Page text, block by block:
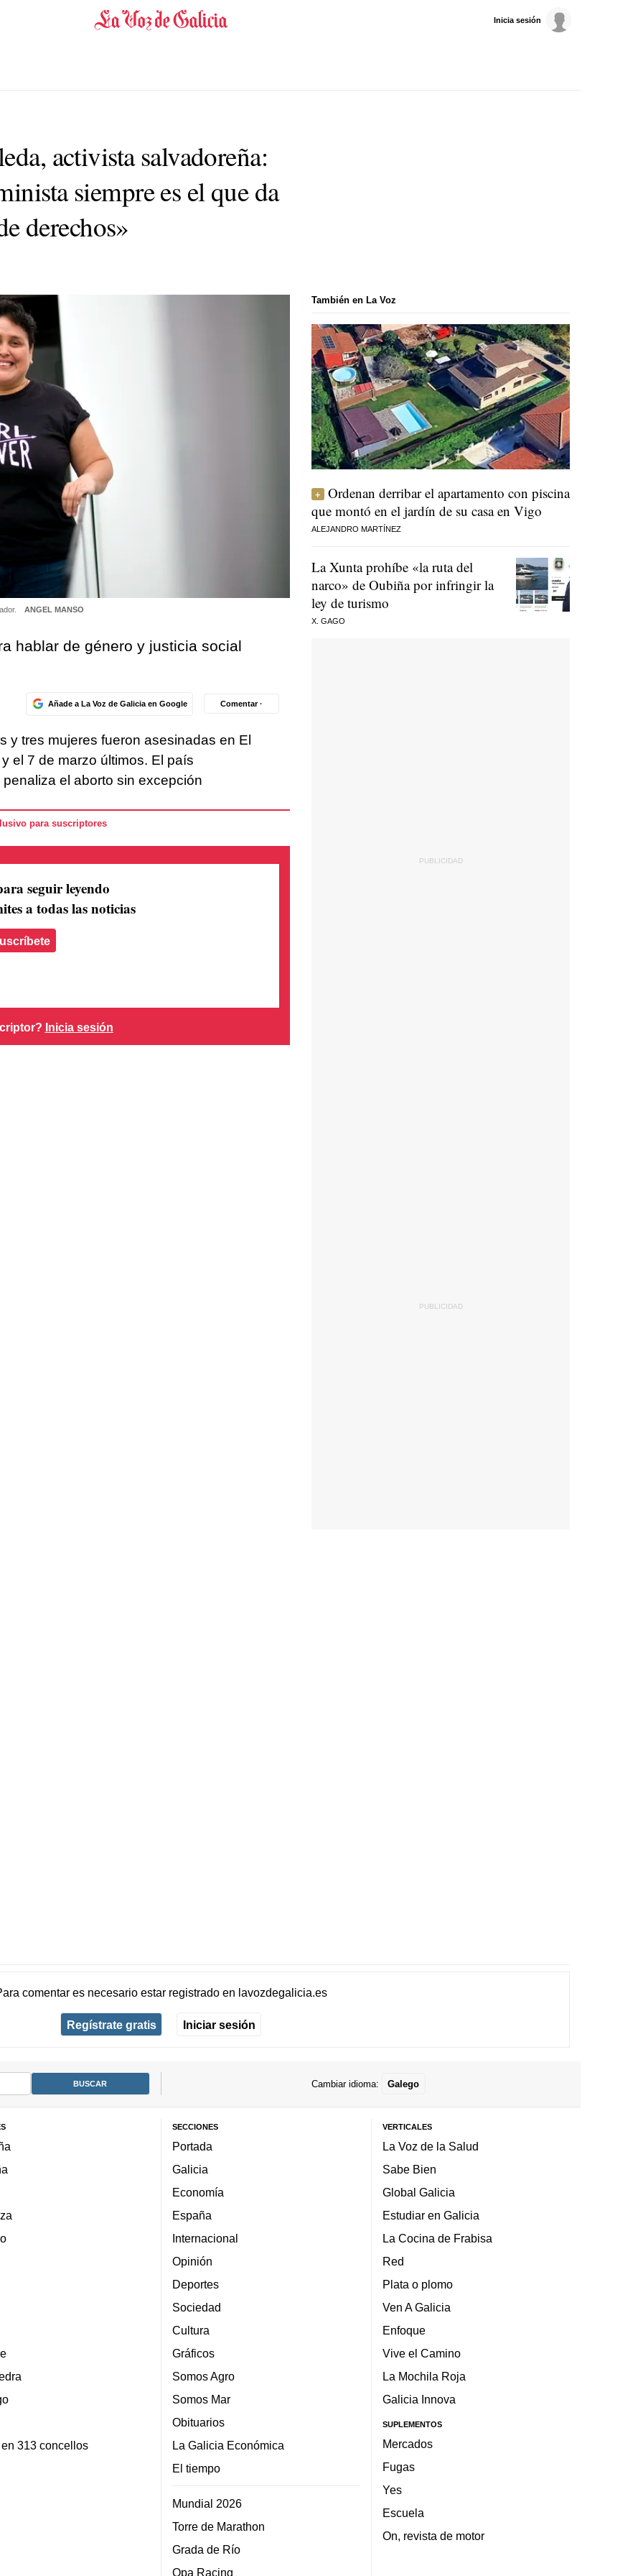
Inicia sesión
activista salvadoreña:
siempre es el que da
derechos»
ANGEL MANSO
hablar de género y justicia social
Añade a La Voz de Galicia en Google Comentar ·
y tres mujeres fueron asesinadas en El
el 7 de marzo últimos. El país
el aborto sin excepción
para suscriptores
seguir leyendo
a todas las noticias
Inicia sesión
También en La Voz
Ordenan derribar el apartamento con piscina
que montó en el jardín de su casa en Vigo
ALEJANDRO MARTÍNEZ
La Xunta prohíbe «la ruta del
narco» de Oubiña por infringir la
ley de turismo
X. GAGO
comentar es necesario estar registradoen lavozdegalicia.es
Regístrate gratis Iniciar sesión
Cambiar idioma: Galego
313 concellos
SECCIONES
Portada
Galicia
Economía
España
Internacional
Opinión
Deportes
Sociedad
Cultura
Gráficos
Somos Agro
Somos Mar
Obituarios
La Galicia Económica
El tiempo
Mundial 2026
Torre de Marathon
Grada de Río
Opa Racing
VERTICALES
La Voz de la Salud
Sabe Bien
Global Galicia
Estudiar en Galicia
La Cocina de Frabisa
Red
Plata o plomo
Ven A Galicia
Enfoque
Vive el Camino
La Mochila Roja
Galicia Innova
SUPLEMENTOS
Mercados
Fugas
Yes
Escuela
On, revista de motor